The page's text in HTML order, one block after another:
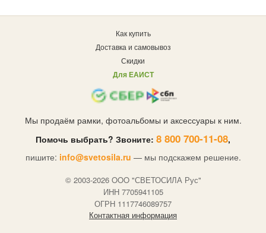
Как купить
Доставка и самовывоз
Скидки
Для ЕАИСТ
Мы продаём рамки, фотоальбомы и аксессуары к ним.
Помочь выбрать? Звоните: 8 800 700-11-08,
пишите: info@svetosila.ru — мы подскажем решение.
© 2003-2026 OOO "СВЕТОСИЛА Рус"
ИНН 7705941105
ОГРН 1117746089757
Контактная информация